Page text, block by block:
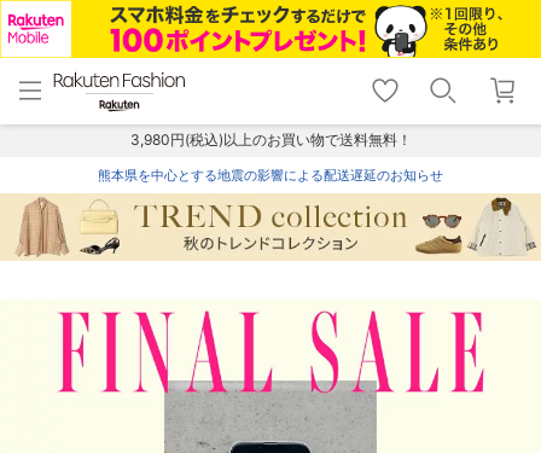
menu home
トップ
shopping_cart lock_outline
ログイン
3,980円(税込)以上のお買い物で送料無料！
熊本県を中心とする地震の影響による配送遅延のお知らせ